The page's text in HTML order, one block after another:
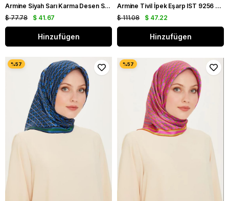
Armine Siyah Sarı Karma Desen Sura İpek Eşarp 9170 - 33
$ 41.67
$ 77.78
Hinzufügen
Armine Tivil İpek Eşarp IST 9256 - 34 Kahverengi Karışık Desen
$ 47.22
$ 111.08
Hinzufügen